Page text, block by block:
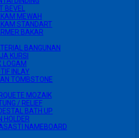
BEVEL
MEWAH
STANDART
BAKAR
BANGUNAN
KURSI
LOGAM
INLAY
TOMBSTONE
MOZAIK
/ RELIEF
BATH UP
HOLDER
NAMEBOARD